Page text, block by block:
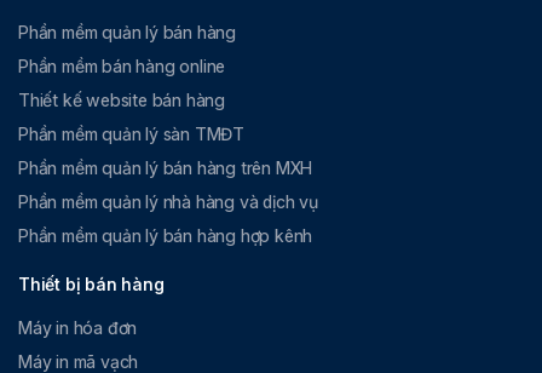
Phần mềm quản lý bán hàng
Phần mềm bán hàng online
Thiết kế website bán hàng
Phần mềm quản lý sàn TMĐT
Phần mềm quản lý bán hàng trên MXH
Phần mềm quản lý nhà hàng và dịch vụ
Phần mềm quản lý bán hàng hợp kênh
Thiết bị bán hàng
Máy in hóa đơn
Máy in mã vạch